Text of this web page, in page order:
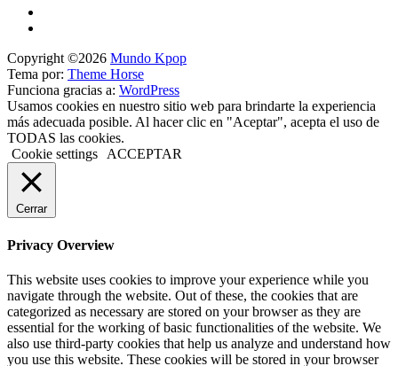
Copyright ©2026 Mundo Kpop
Tema por: Theme Horse
Funciona gracias a: WordPress
Usamos cookies en nuestro sitio web para brindarte la experiencia
más adecuada posible. Al hacer clic en "Aceptar", acepta el uso de
TODAS las cookies.
Cookie settings
ACCEPTAR
Cerrar
Privacy Overview
This website uses cookies to improve your experience while you
navigate through the website. Out of these, the cookies that are
categorized as necessary are stored on your browser as they are
essential for the working of basic functionalities of the website. We
also use third-party cookies that help us analyze and understand how
you use this website. These cookies will be stored in your browser